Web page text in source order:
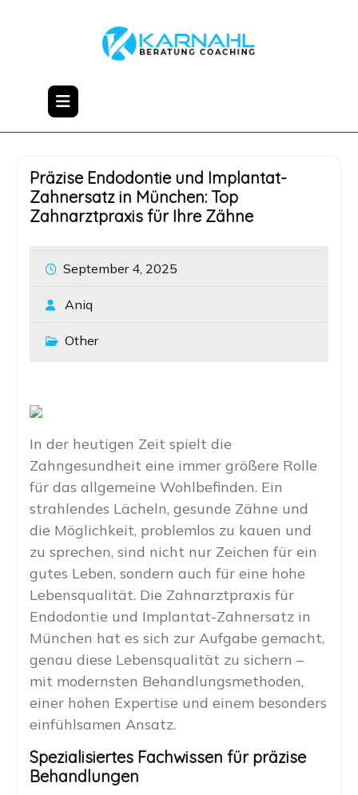
Präzise Endodontie und Implantat-
Zahnersatz in München: Top
Zahnarztpraxis für Ihre Zähne
September 4, 2025
Aniq
Other
In der heutigen Zeit spielt die
Zahngesundheit eine immer größere Rolle
für das allgemeine Wohlbefinden. Ein
strahlendes Lächeln, gesunde Zähne und
die Möglichkeit, problemlos zu kauen und
zu sprechen, sind nicht nur Zeichen für ein
gutes Leben, sondern auch für eine hohe
Lebensqualität. Die Zahnarztpraxis für
Endodontie und Implantat-Zahnersatz in
München hat es sich zur Aufgabe gemacht,
genau diese Lebensqualität zu sichern –
mit modernsten Behandlungsmethoden,
einer hohen Expertise und einem besonders
einfühlsamen Ansatz.
Spezialisiertes Fachwissen für präzise
Behandlungen